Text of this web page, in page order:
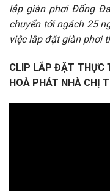
lắp giàn phơi Đống
chuyển tới ngách 25
việc lắp đặt giàn phơi
CLIP LẮP ĐẶT THỰC
HOÀ PHÁT NHÀ CHỊ